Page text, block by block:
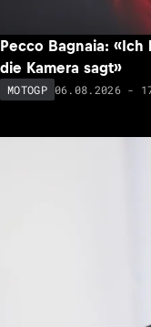
Pecco Bagnaia:
die Kamera sagt»
MOTOGP 06.08.2026 -